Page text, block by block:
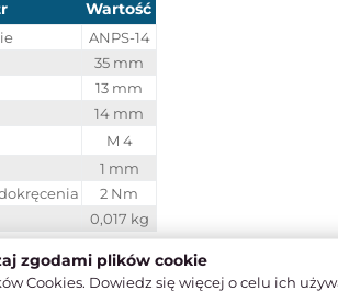
Wartość
ANPS-14
35 mm
13 mm
14 mm
M 4
1 mm
2 Nm
0,017 kg
zgodami plików cookie
Cookies. Dowiedz się więcej o celu ich